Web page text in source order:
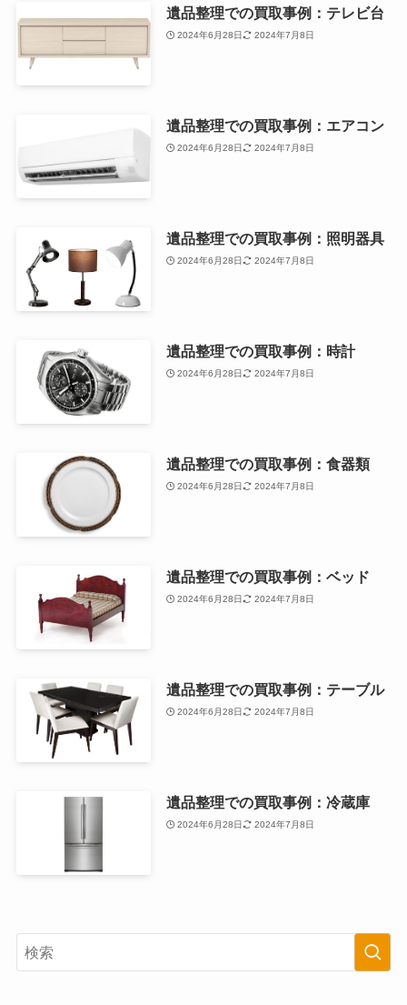
遺品整理での買取事例：テレビ台
2024年6月28日 2024年7月8日
遺品整理での買取事例：エアコン
2024年6月28日 2024年7月8日
遺品整理での買取事例：照明器具
2024年6月28日 2024年7月8日
遺品整理での買取事例：時計
2024年6月28日 2024年7月8日
遺品整理での買取事例：食器類
2024年6月28日 2024年7月8日
遺品整理での買取事例：ベッド
2024年6月28日 2024年7月8日
遺品整理での買取事例：テーブル
2024年6月28日 2024年7月8日
遺品整理での買取事例：冷蔵庫
2024年6月28日 2024年7月8日